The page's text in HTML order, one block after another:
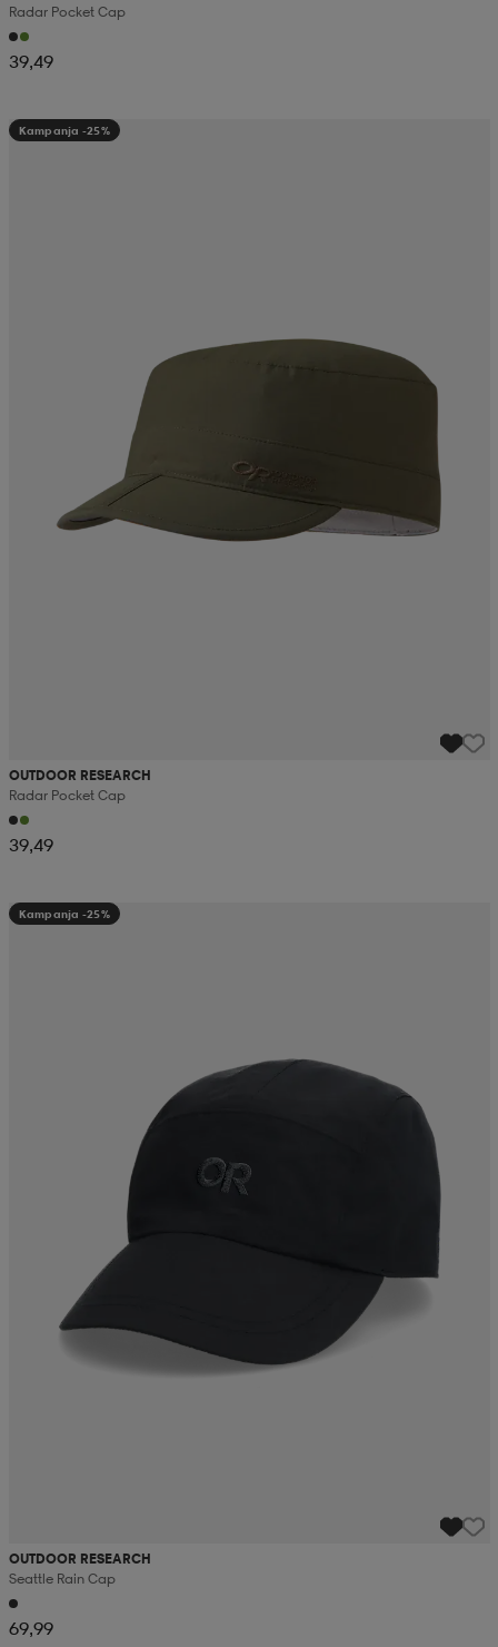
Radar Pocket Cap
39,49
Kampanja -25%
OUTDOOR RESEARCH
Radar Pocket Cap
39,49
Kampanja -25%
OUTDOOR RESEARCH
Seattle Rain Cap
69,99